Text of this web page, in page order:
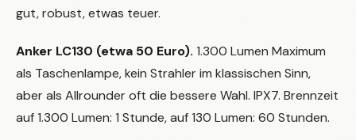
gut, robust, etwas teuer.
Anker LC130 (etwa 50 Euro). 1.300 Lumen Maximum
als Taschenlampe, kein Strahler im klassischen Sinn,
aber als Allrounder oft die bessere Wahl. IPX7. Brennzeit
auf 1.300 Lumen: 1 Stunde, auf 130 Lumen: 60 Stunden.